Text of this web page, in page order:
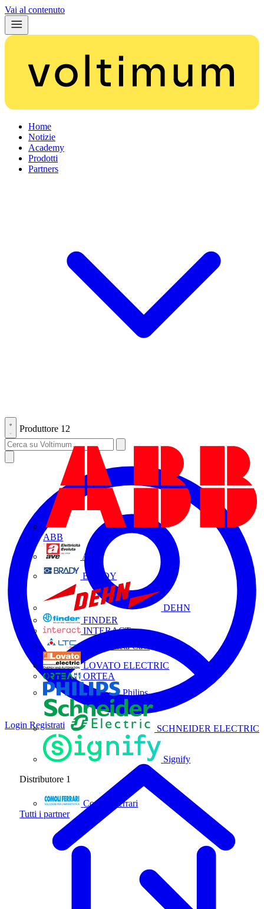
Vai al contenuto
Home
Notizie
Academy
Prodotti
Partners
Produttore 12
ABB
AVE
BRADY
DEHN
FINDER
INTERACT
La Triveneta Cavi
LOVATO ELECTRIC
ORTEA
Philips
SCHNEIDER ELECTRIC
Signify
Distributore 1
Comoli Ferrari
Tutti i partner
Login Registrati